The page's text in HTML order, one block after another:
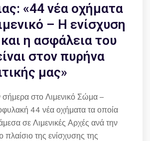
«44 νέα οχήματα
– Η ενίσχυση
η ασφάλεια του
στον πυρήνα
μας»
στο Λιμενικό Σώμα –
44 νέα οχήματα τα οποία
σε Λιμενικές Αρχές ανά την
πλαίσιο της ενίσχυσης της